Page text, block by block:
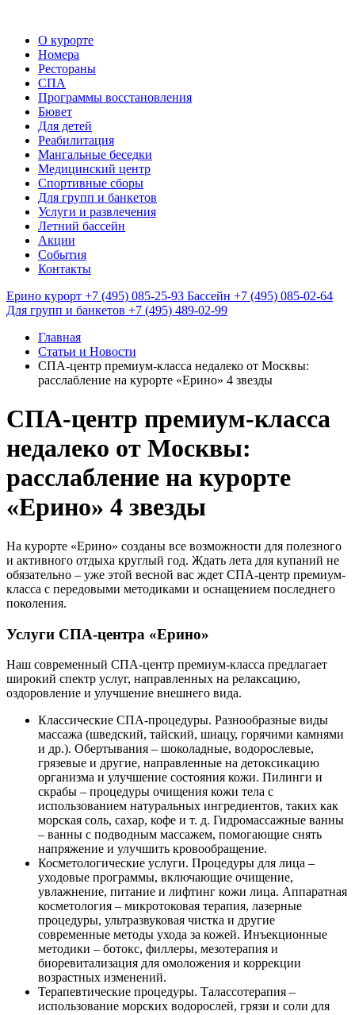
О курорте
Номера
Рестораны
СПА
Программы восстановления
Бювет
Для детей
Реабилитация
Мангальные беседки
Медицинский центр
Спортивные сборы
Для групп и банкетов
Услуги и развлечения
Летний бассейн
Акции
События
Контакты
Ерино курорт +7 (495) 085-25-93 Бассейн +7 (495) 085-02-64
Для групп и банкетов +7 (495) 489-02-99
Главная
Статьи и Новости
СПА-центр премиум-класса недалеко от Москвы:
расслабление на курорте «Ерино» 4 звезды
СПА-центр премиум-класса
недалеко от Москвы:
расслабление на курорте
«Ерино» 4 звезды
На курорте «Ерино» созданы все возможности для полезного
и активного отдыха круглый год. Ждать лета для купаний не
обязательно – уже этой весной вас ждет СПА-центр премиум-
класса с передовыми методиками и оснащением последнего
поколения.
Услуги СПА-центра «Ерино»
Наш современный СПА-центр премиум-класса предлагает
широкий спектр услуг, направленных на релаксацию,
оздоровление и улучшение внешнего вида.
Классические СПА-процедуры. Разнообразные виды
массажа (шведский, тайский, шиацу, горячими камнями
и др.). Обертывания – шоколадные, водорослевые,
грязевые и другие, направленные на детоксикацию
организма и улучшение состояния кожи. Пилинги и
скрабы – процедуры очищения кожи тела с
использованием натуральных ингредиентов, таких как
морская соль, сахар, кофе и т. д. Гидромассажные ванны
– ванны с подводным массажем, помогающие снять
напряжение и улучшить кровообращение.
Косметологические услуги. Процедуры для лица –
уходовые программы, включающие очищение,
увлажнение, питание и лифтинг кожи лица. Аппаратная
косметология – микротоковая терапия, лазерные
процедуры, ультразвуковая чистка и другие
современные методы ухода за кожей. Инъекционные
методики – ботокс, филлеры, мезотерапия и
биоревитализация для омоложения и коррекции
возрастных изменений.
Терапевтические процедуры. Талассотерапия –
использование морских водорослей, грязи и соли для